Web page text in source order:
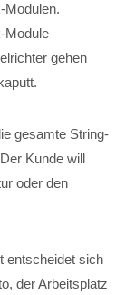
Modulen.
Module
gehen
gesamte String-
Kunde will
oder den
entscheidet sich
der Arbeitsplatz